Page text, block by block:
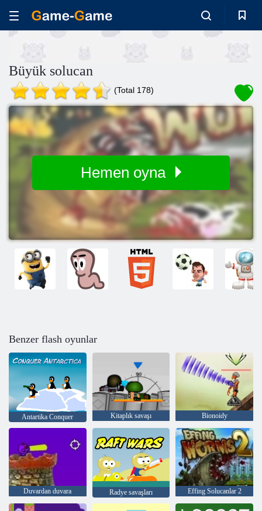
Büyük solucan
(Total 178)
Hemen oyna
Benzer flash oyunlar
Antartika Conquer Kitaplık savaşı Bionoidy
Duvardan duvara Radye savaşları Effing Solucanlar 2